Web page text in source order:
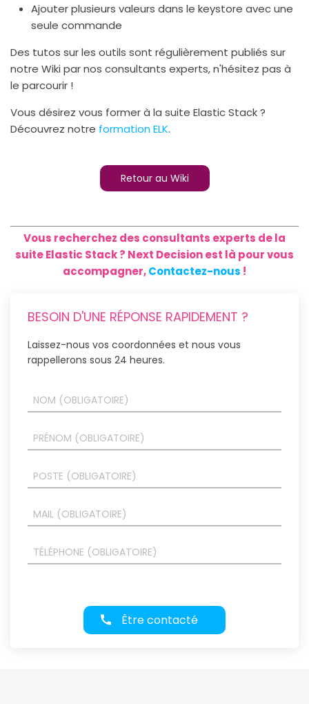
Ajouter plusieurs valeurs dans le keystore avec une
seule commande
Des tutos sur les outils sont régulièrement publiés sur
notre Wiki par nos consultants experts, n'hésitez pas à
le parcourir !
Vous désirez vous former à la suite Elastic Stack ?
Découvrez notre formation ELK.
Retour au Wiki
Vous recherchez des consultants experts de la
suite Elastic Stack ? Next Decision est là pour vous
accompagner,Contactez-nous !
BESOIN D'UNE RÉPONSE RAPIDEMENT ?
Laissez-nous vos coordonnées et nous vous
rappellerons sous 24 heures.
Être contacté